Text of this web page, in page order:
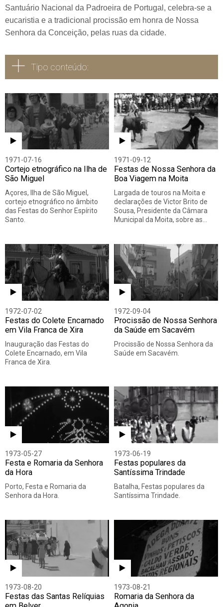
Santuário Nacional da Padroeira de Portugal, celebra-se a
eucaristia e a tradicional procissão em honra de Nossa
Senhora da Conceição, pelas ruas da cidade.
Tipo conteúdo:
Todos Vídeo Áudio
1971-07-16
Cortejo etnográfico na Ilha de
São Miguel
Açores, Ilha de São Miguel,
cortejo etnográfico no âmbito
das Festas do Senhor Espírito
Santo.
1971-09-12
Festas de Nossa Senhora da
Boa Viagem na Moita
Largada de touros na Moita e
declarações de Victor Brito de
Sousa, Presidente da Câmara
Municipal da Moita, sobre as…
1972-07-02
Festas do Colete Encarnado
em Vila Franca de Xira
Inauguração das Festas do
Colete Encarnado, em Vila
Franca de Xira.
1972-09-04
Procissão de Nossa Senhora
da Saúde em Sacavém
Procissão de Nossa Senhora da
Saúde em Sacavém.
1973-05-27
Festa e Romaria da Senhora
da Hora
Porto, Festa e Romaria da
Senhora da Hora.
1973-06-19
Festas populares da
Santíssima Trindade
Batalha, Festas populares da
Santíssima Trindade.
1973-08-20
Festas das Santas Relíquias
1973-08-21
Romaria da Senhora da